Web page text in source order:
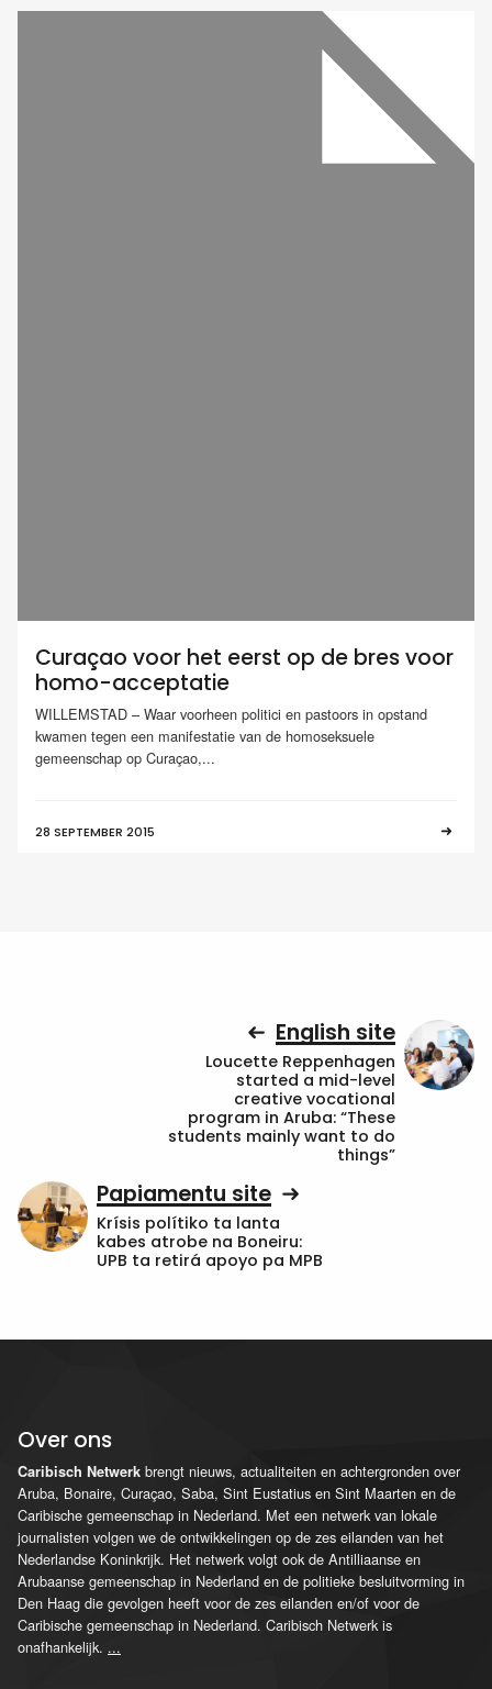
Curaçao voor het eerst op de bres voor
homo-acceptatie
WILLEMSTAD – Waar voorheen politici en pastoors in opstand
kwamen tegen een manifestatie van de homoseksuele
gemeenschap op Curaçao,...
28 SEPTEMBER 2015
English site
Loucette Reppenhagen
started a mid-level
creative vocational
program in Aruba: “These
students mainly want to do
things”
Papiamentu site
Krísis polítiko ta lanta
kabes atrobe na Boneiru:
UPB ta retirá apoyo pa MPB
Over ons
Caribisch Netwerk brengt nieuws, actualiteiten en achtergronden over
Aruba, Bonaire, Curaçao, Saba, Sint Eustatius en Sint Maarten en de
Caribische gemeenschap in Nederland. Met een netwerk van lokale
journalisten volgen we de ontwikkelingen op de zes eilanden van het
Nederlandse Koninkrijk. Het netwerk volgt ook de Antilliaanse en
Arubaanse gemeenschap in Nederland en de politieke besluitvorming in
Den Haag die gevolgen heeft voor de zes eilanden en/of voor de
Caribische gemeenschap in Nederland. Caribisch Netwerk is
onafhankelijk. ...